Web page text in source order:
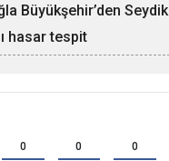
Büyükşehir’den
hasar tespit
0 0 0